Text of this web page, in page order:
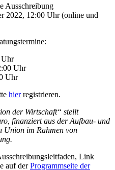
Ausschreibung
2022, 12:00 Uhr (online und
Uhr
Uhr
Uhr
hierregistrieren.
der Wirtschaft“ stellt
finanziert aus der Aufbau- und
Union im Rahmen von
Link
auf derProgrammseite der